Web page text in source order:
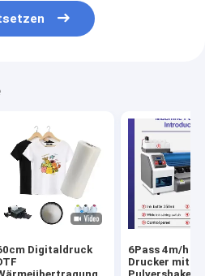
Digitaldruck
6Pass 4m/h
Drucker mit